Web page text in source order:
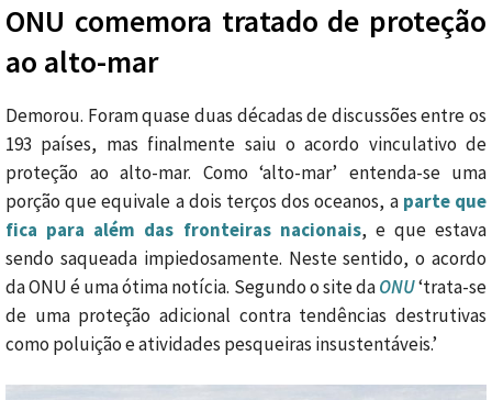
ONU comemora tratado de proteção
ao alto-mar
Demorou. Foram quase duas décadas de discussões entre os
193 países, mas finalmente saiu o acordo vinculativo de
proteção ao alto-mar. Como ‘alto-mar’ entenda-se uma
porção que equivale a dois terços dos oceanos, a parte que
fica para além das fronteiras nacionais, e que estava
sendo saqueada impiedosamente. Neste sentido, o acordo
da ONU é uma ótima notícia. Segundo o site daONU‘trata-se
de uma proteção adicional contra tendências destrutivas
como poluição e atividades pesqueiras insustentáveis.’